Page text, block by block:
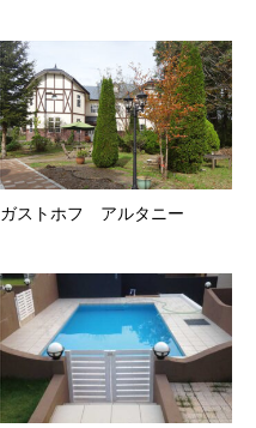
ガストホフ アルタニー